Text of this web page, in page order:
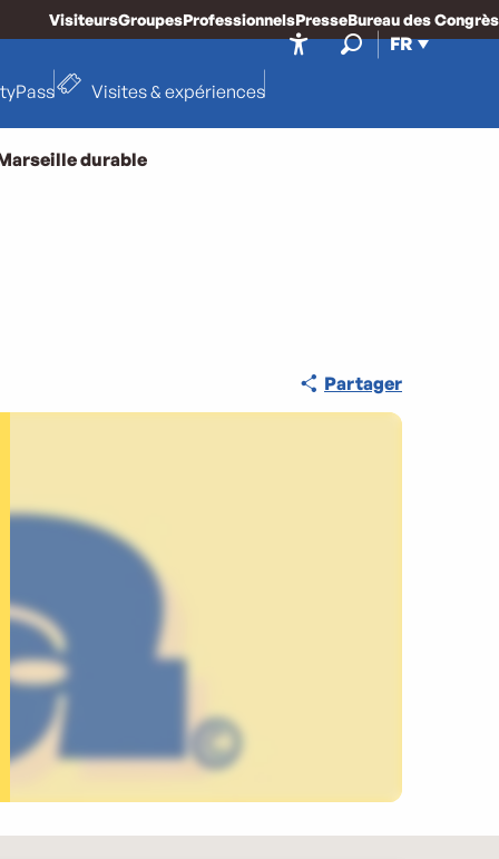
FR
VisiteursGroupesProfessionnelsPresseBureau des Congrès
Visites & expériences
durable
Partager